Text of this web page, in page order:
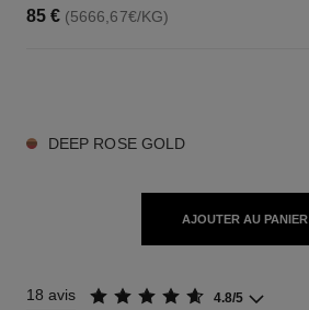
85 € (5666,67€/KG)
DEEP ROSE GOLD
AJOUTER AU PANIER
18 avis 4.8/5